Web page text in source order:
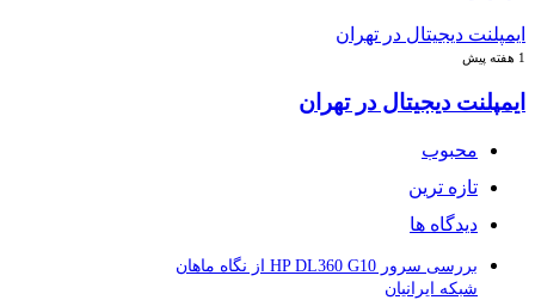
در تهران
دیجیتال در تهران
ترین
ها
بررسی سرور HP DL360 G10 از نگاه ماهان
ایرانیان